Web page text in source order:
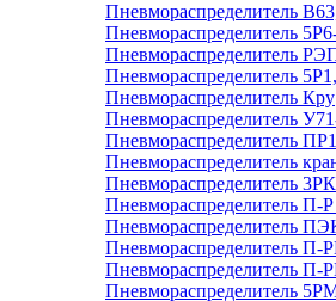
Пневмораспределитель
Пневмораспределитель
Пневмораспределитель
Пневмораспределитель
Пневмораспределитель Кру
Пневмораспределитель
Пневмораспределитель
Пневмораспределитель
Пневмораспределитель 3РК
Пневмораспределитель П-Р
Пневмораспределитель
Пневмораспределитель П-
Пневмораспределитель
Пневмораспределитель